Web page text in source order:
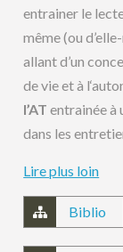
entrainer le
même (ou
allant d’un
de vie et à
l’ATentrainée à
dans les
Lire plus loin
Biblio